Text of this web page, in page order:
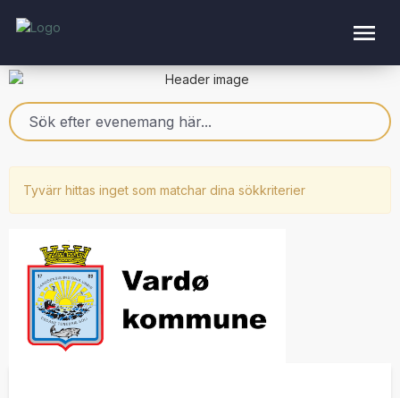
Tyvärr hittas inget som matchar dina sökkriterier